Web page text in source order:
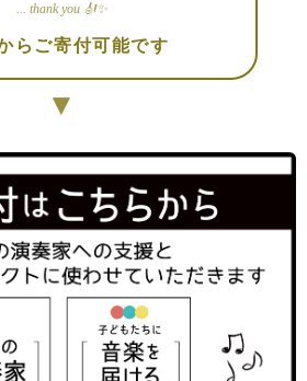
... thank you 🎻✨
らご寄付可能です
▼